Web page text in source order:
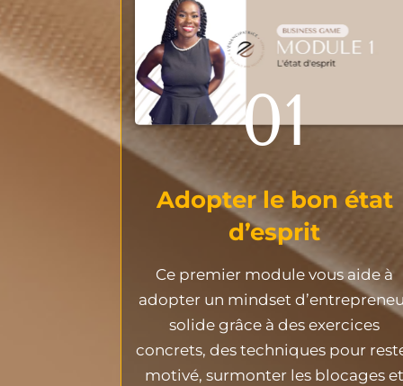
01
Adopter le bon état
d’esprit
Ce premier module vous aide à
adopter un mindset
solide grâce à des exercices
concrets, des techniques pour
motivé, surmonter les blocages